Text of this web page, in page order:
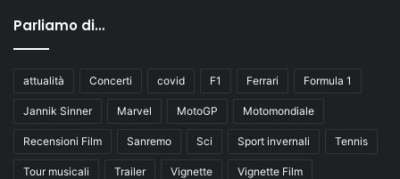
Parliamo di…
attualità Concerti covid F1 Ferrari Formula 1
Jannik Sinner Marvel MotoGP Motomondiale
Recensioni Film Sanremo Sci Sport invernali Tennis
Tour musicali Trailer Vignette Vignette Film